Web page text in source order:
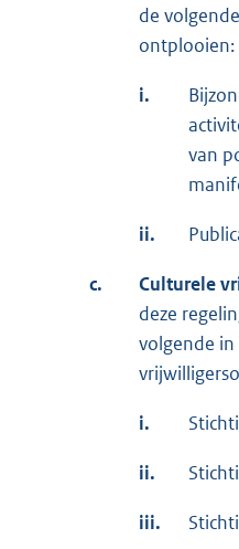
de
ontplooien:
i.
van
ii.
c. Culturele
deze
volgende in
i.
ii.
iii.